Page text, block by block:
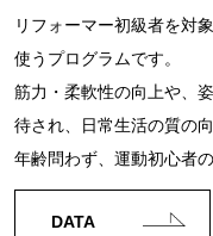
リフォーマー初級者を対
使うプログラムです。
筋力・柔軟性の向上や、
待され、日常生活の質の
年齢問わず、運動初心者
DATA